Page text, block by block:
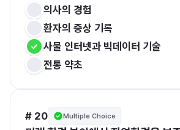
의사의 경험
환자의 증상 기록
사물 인터넷과 빅데이터 기술
전통 약초
# 20 Multiple Choice